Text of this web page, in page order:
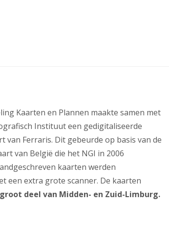
Kaarten en Plannen maakte samen met
Instituut een gedigitaliseerde
van Ferraris. Dit gebeurde op basis van de
van België die het NGI in 2006
kaarten werden
een extra grote scanner. De kaarten
deel van Midden- en Zuid-Limburg.